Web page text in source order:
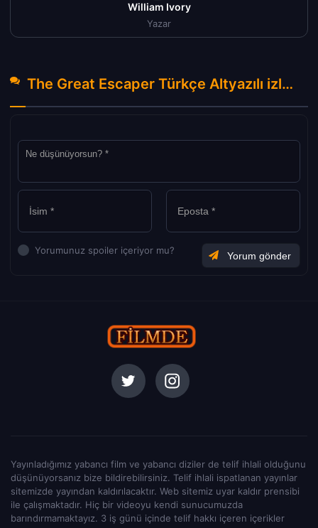
William Ivory
Yazar
The Great Escaper Türkçe Altyazılı izle (2023) Hakkında Yorumlar
Yorumunuz spoiler içeriyor mu?
Yayınladığımız yabancı film ve yabancı diziler de telif ihlali olduğunu
düşünüyorsanız bize bildirebilirsiniz. Telif ihlali ispatlanan yayınlar
sitemizde yayından kaldırılacaktır. Web sitemiz uyar kaldır prensibi
ile çalışmaktadır. Hiç bir videoyu kendi sunucumuzda
barındırmamaktayız. 3 iş günü içinde telif hakkı içeren içerikler